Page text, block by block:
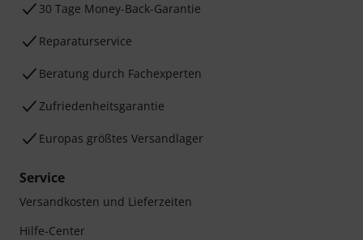
30 Tage Money-Back-Garantie
Reparaturservice
Beratung durch Fachexperten
Zufriedenheitsgarantie
Europas größtes Versandlager
Service
Versandkosten und Lieferzeiten
Hilfe-Center